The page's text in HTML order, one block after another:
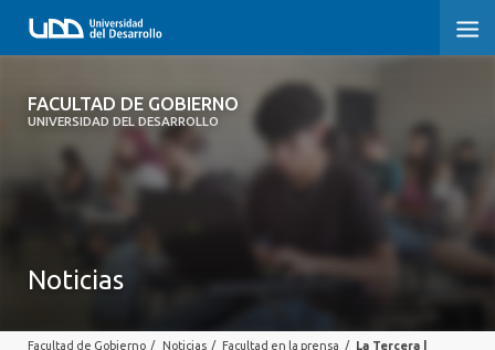
FACULTAD DE GOBIERNO
UNIVERSIDAD DEL DESARROLLO
FACULTAD DE GOBIERNO
Noticias
Facultad de Gobierno / Noticias / Facultad en la prensa /
La Tercera |